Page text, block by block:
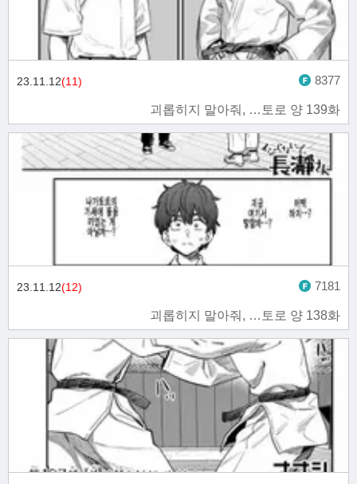
괴롭히지 말아줘, …토로 양 139화
23.11.12(11) 8377
괴롭히지 말아줘, …토로 양 138화
23.11.12(12) 7181